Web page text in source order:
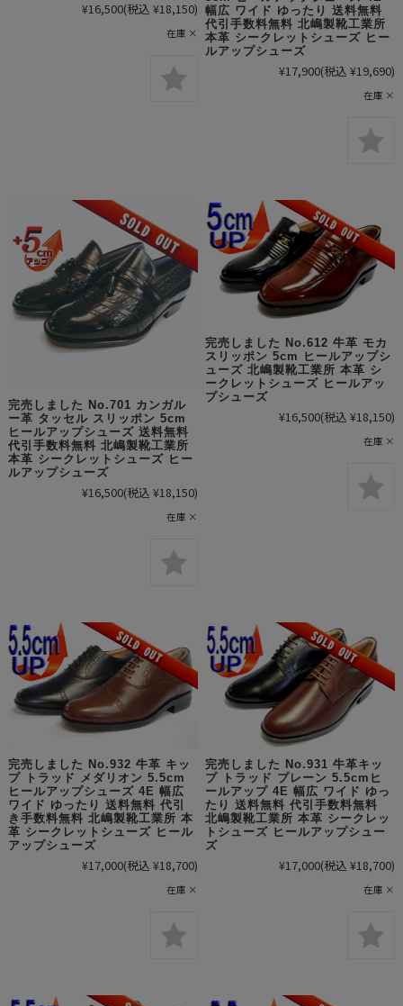
¥16,500(税込 ¥18,150)
在庫 ×
幅広 ワイド ゆったり 送料無料
代引手数料無料 北嶋製靴工業所
本革 シークレットシューズ ヒー
ルアップシューズ
¥17,900(税込 ¥19,690)
在庫 ×
完売しました No.701 カンガル
ー革 タッセル スリッポン 5cm
ヒールアップシューズ 送料無料
代引手数料無料 北嶋製靴工業所
本革 シークレットシューズ ヒー
ルアップシューズ
¥16,500(税込 ¥18,150)
在庫 ×
完売しました No.612 牛革 モカ
スリッポン 5cm ヒールアップシ
ューズ 北嶋製靴工業所 本革 シ
ークレットシューズ ヒールアッ
プシューズ
¥16,500(税込 ¥18,150)
在庫 ×
完売しました No.932 牛革 キッ
プ トラッド メダリオン 5.5cm
ヒールアップシューズ 4E 幅広
ワイド ゆったり 送料無料 代引
き手数料無料 北嶋製靴工業所 本
革 シークレットシューズ ヒール
アップシューズ
¥17,000(税込 ¥18,700)
在庫 ×
完売しました No.931 牛革キッ
プ トラッド プレーン 5.5cmヒ
ールアップ 4E 幅広 ワイド ゆっ
たり 送料無料 代引手数料無料
北嶋製靴工業所 本革 シークレッ
トシューズ ヒールアップシュー
ズ
¥17,000(税込 ¥18,700)
在庫 ×